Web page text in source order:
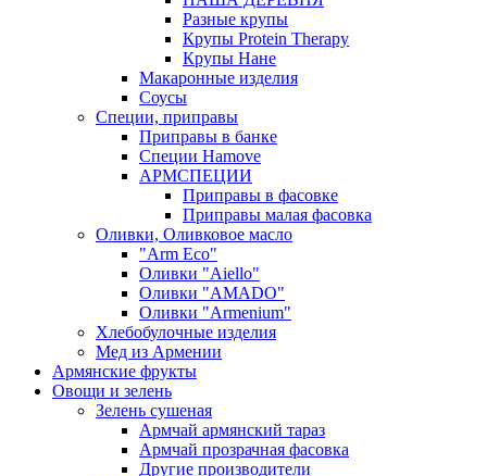
Разные крупы
Крупы Protein Therapy
Крупы Нане
Макаронные изделия
Соусы
Специи, приправы
Приправы в банке
Специи Hamove
АРМСПЕЦИИ
Приправы в фасовке
Приправы малая фасовка
Оливки, Оливковое масло
"Arm Eco"
Оливки "Aiello"
Оливки "AMADO"
Оливки "Armenium"
Хлебобулочные изделия
Мед из Армении
Армянские фрукты
Овощи и зелень
Зелень сушеная
Армчай армянский тараз
Армчай прозрачная фасовка
Другие производители